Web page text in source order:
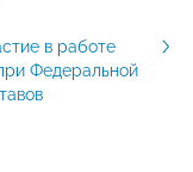
в работе
Федеральной